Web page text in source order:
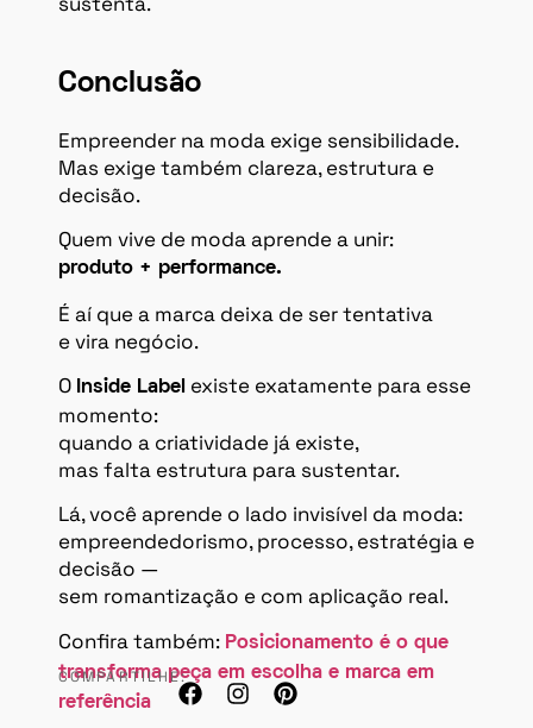
Conclusão
Empreender na moda exige sensibilidade.
Mas exige também clareza, estrutura e
decisão.
Quem vive de moda aprende a unir:
produto + performance.
É aí que a marca deixa de ser tentativa
e vira negócio.
O Inside Label existe exatamente para esse
momento:
quando a criatividade já existe,
mas falta estrutura para sustentar.
Lá, você aprende o lado invisível da moda:
empreendedorismo, processo, estratégia e
decisão —
sem romantização e com aplicação real.
Confira também: Posicionamento é o que
transforma peça em escolha e marca em
referência
COMPARTILHE: